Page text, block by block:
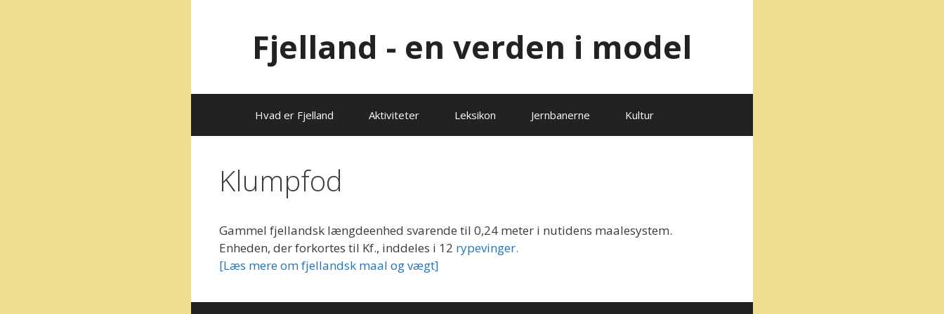
Fjelland - en verden i model
Hvad er Fjelland Aktiviteter Leksikon Jernbanerne Kultur
Klumpfod
Gammel fjellandsk længdeenhed svarende til 0,24 meter i nutidens maalesystem.
Enheden, der forkortes til Kf., inddeles i 12 rypevinger.
[Læs mere om fjellandsk maal og vægt]